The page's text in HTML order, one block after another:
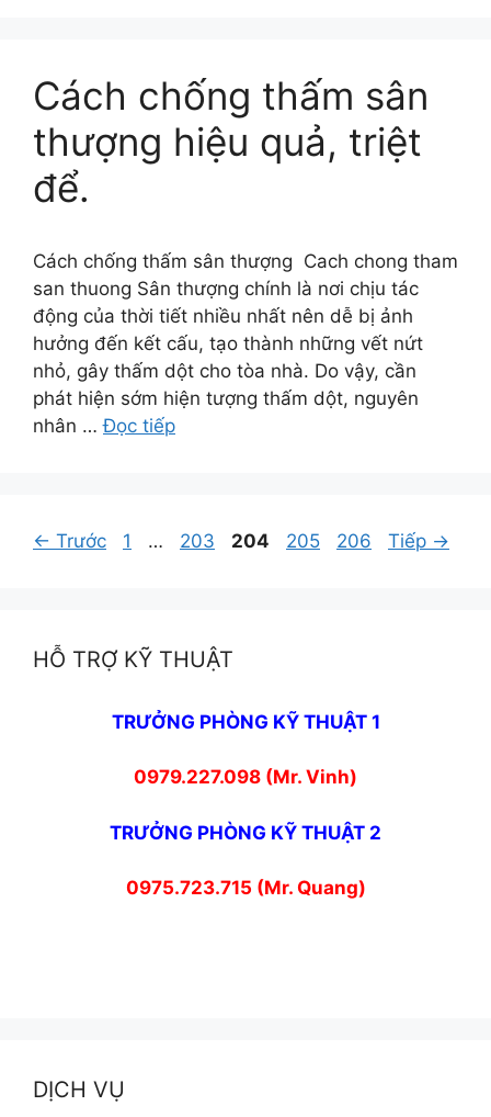
Cách chống thấm sân
thượng hiệu quả, triệt
để.
Cách chống thấm sân thượng Cach chong tham
san thuong Sân thượng chính là nơi chịu tác
động của thời tiết nhiều nhất nên dễ bị ảnh
hưởng đến kết cấu, tạo thành những vết nứt
nhỏ, gây thấm dột cho tòa nhà. Do vậy, cần
phát hiện sớm hiện tượng thấm dột, nguyên
nhân …Đọc tiếp
← Trước Trang
1 … Trang
203 Trang
204 Trang
205 Trang
206 Tiếp →
HỖ TRỢ KỸ THUẬT
TRƯỞNG PHÒNG KỸ THUẬT 1
0979.227.098 (Mr. Vinh)
TRƯỞNG PHÒNG KỸ THUẬT 2
0975.723.715 (Mr. Quang)
DỊCH VỤ